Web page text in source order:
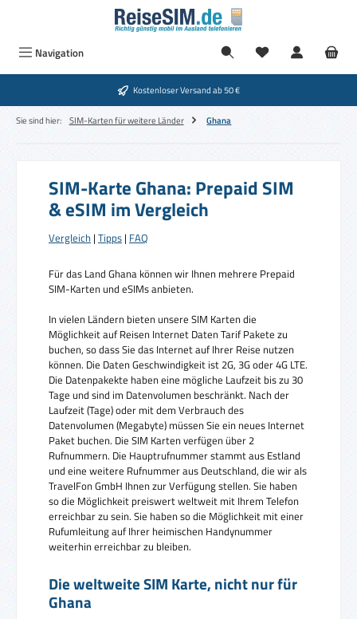
Zum Hauptinhalt springen
Navigation
Kostenloser Versand ab 50 €
Sie sind hier: SIM-Karten für weitere Länder Ghana
SIM-Karte Ghana: Prepaid SIM
& eSIM im Vergleich
Vergleich | Tipps | FAQ
Für das Land Ghana können wir Ihnen mehrere Prepaid
SIM-Karten und eSIMs anbieten.
In vielen Ländern bieten unsere SIM Karten die
Möglichkeit auf Reisen Internet Daten Tarif Pakete zu
buchen, so dass Sie das Internet auf Ihrer Reise nutzen
können. Die Daten Geschwindigkeit ist 2G, 3G oder 4G LTE.
Die Datenpakekte haben eine mögliche Laufzeit bis zu 30
Tage und sind im Datenvolumen beschränkt. Nach der
Laufzeit (Tage) oder mit dem Verbrauch des
Datenvolumen (Megabyte) müssen Sie ein neues Internet
Paket buchen. Die SIM Karten verfügen über 2
Rufnummern. Die Hauptrufnummer stammt aus Estland
und eine weitere Rufnummer aus Deutschland, die wir als
TravelFon GmbH Ihnen zur Verfügung stellen. Sie haben
so die Möglichkeit preiswert weltweit mit Ihrem Telefon
erreichbar zu sein. Sie haben so die Möglichkeit mit einer
Rufumleitung auf Ihrer heimischen Handynummer
weiterhin erreichbar zu bleiben.
Die weltweite SIM Karte, nicht nur für
Ghana